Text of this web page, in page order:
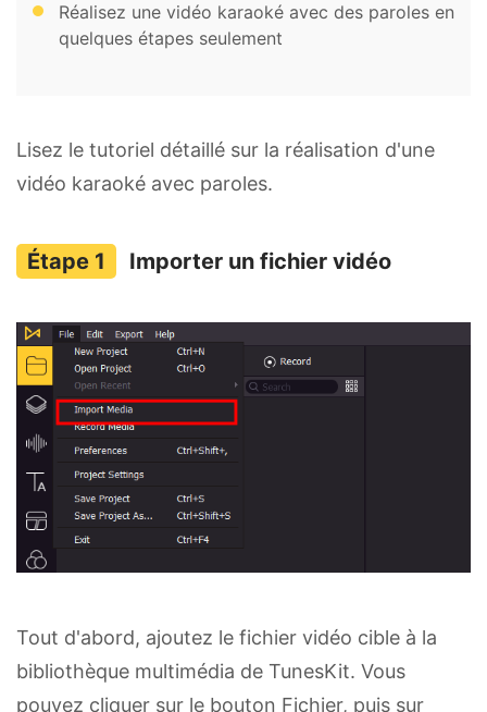
Réalisez une vidéo karaoké avec des paroles en
quelques étapes seulement
Lisez le tutoriel détaillé sur la réalisation d'une
vidéo karaoké avec paroles.
Importer un fichier vidéo
Tout d'abord, ajoutez le fichier vidéo cible à la
bibliothèque multimédia de TunesKit. Vous
pouvez cliquer sur le bouton Fichier, puis sur